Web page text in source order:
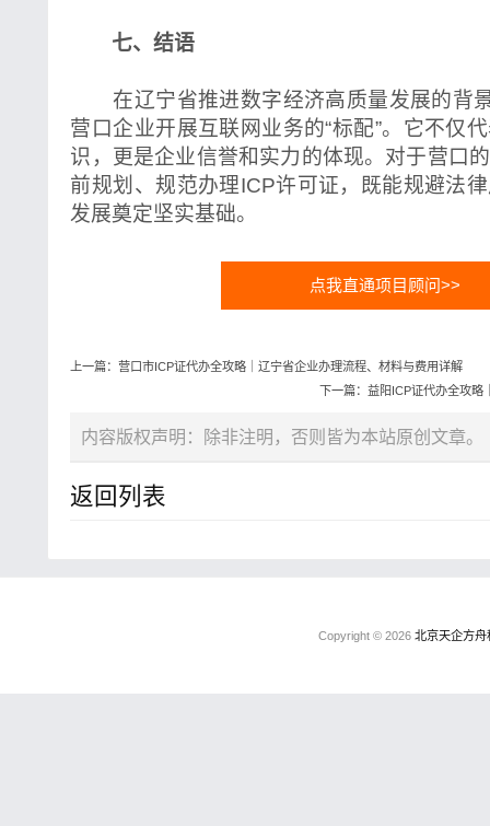
七、结语
在辽宁省推进数字经济高质量发展的背
营口企业开展互联网业务的“标配”。它不仅
识，更是企业信誉和实力的体现。对于营口
前规划、规范办理ICP许可证，既能规避法
发展奠定坚实基础。
点我直通项目顾问>>
上一篇：营口市ICP证代办全攻略｜辽宁省企业办理流程、材料与费用详解
下一篇：益阳ICP证代办全攻
内容版权声明：除非注明，否则皆为本站原创文章。
返回列表
Copyright © 2026 北京天企方舟